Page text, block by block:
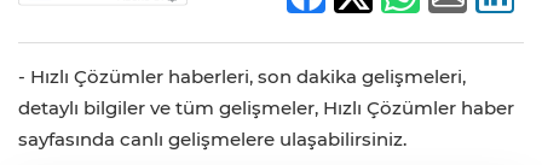
- Hızlı Çözümler haberleri, son dakika gelişmeleri,
detaylı bilgiler ve tüm gelişmeler, Hızlı Çözümler haber
sayfasında canlı gelişmelere ulaşabilirsiniz.